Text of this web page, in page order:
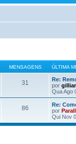
MENSAGENS ÚLTIMA
31
Re:
por
Qua Ago
86
Re:
por
Qui Nov